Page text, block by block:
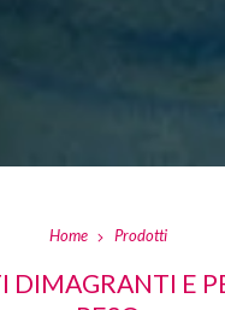
Home Prodotti
DIMAGRANTI E